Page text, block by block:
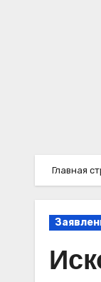
Главная